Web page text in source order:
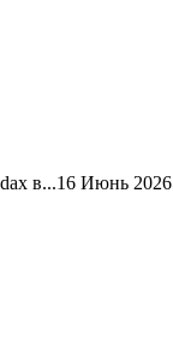
в...16 Июнь 2026